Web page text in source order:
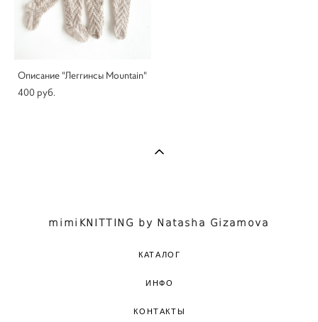
Описание "Леггинсы Mountain"
400 pуб.
mimiKNITTING by Natasha Gizamova
КАТАЛОГ
ИНФО
КОНТАКТЫ